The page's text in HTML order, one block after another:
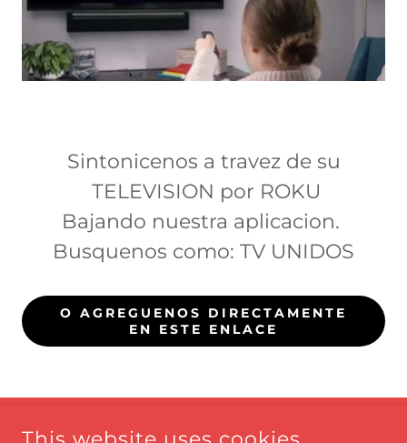
Sintonicenos a travez de su
TELEVISION por ROKU
Bajando nuestra aplicacion.
Busquenos como: TV UNIDOS
O AGREGUENOS DIRECTAMENTE
EN ESTE ENLACE